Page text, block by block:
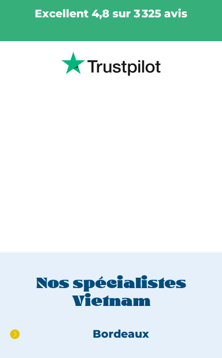
Excellent 4,8 sur 3 325 avis
Nos spécialistes
Vietnam
Aller
directement
Bordeaux